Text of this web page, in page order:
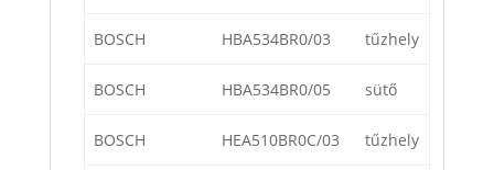
BOSCH HBA534BR0/03 tűzhely
BOSCH HBA534BR0/05 sütő
BOSCH HEA510BR0C/03 tűzhely